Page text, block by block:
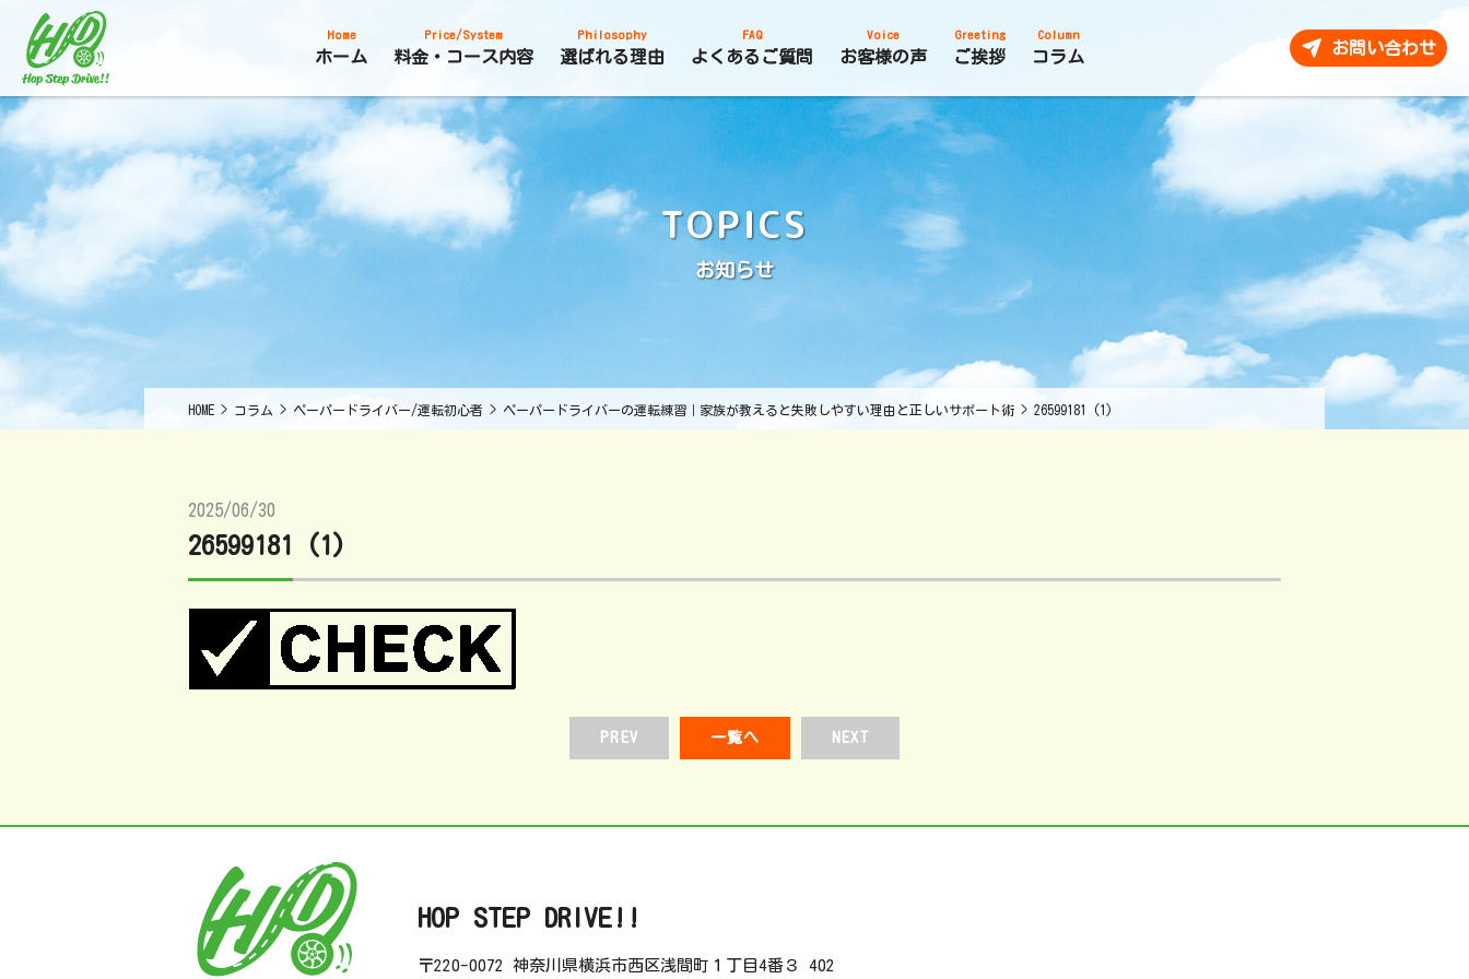
Home
ホーム
Price/System
料金・コース内容
Philosophy
選ばれる理由
FAQ
よくあるご質問
Voice
お客様の声
Greeting
ご挨拶
Column
コラム お問い合わせ
TOPICS
お知らせ
HOME > コラム > ペーパードライバー/運転初心者 > ペーパードライバーの運転練習｜家族が教えると失敗しやすい理由と正しいサポート術 > 26599181 (1)
2025/06/30
26599181 (1)
PREV 一覧へ NEXT
HOP STEP DRIVE!!
〒220-0072 神奈川県横浜市西区浅間町１丁目4番３ 402